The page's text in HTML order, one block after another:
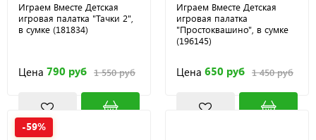
Играем Вместе Детская
игровая палатка "Тачки 2",
в сумке (181834)
Цена 790 руб 1 550 руб
Играем Вместе Детская
игровая палатка
"Простоквашино", в сумке
(196145)
Цена 650 руб 1 450 руб
-59%